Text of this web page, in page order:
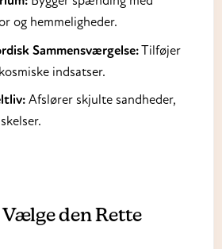
og hemmeligheder.
Sammensværgelse:Tilføjer
indsatser.
Afslører skjulte sandheder,
den Rette